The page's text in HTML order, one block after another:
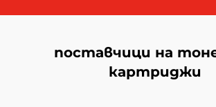
поставчици на
картриджи